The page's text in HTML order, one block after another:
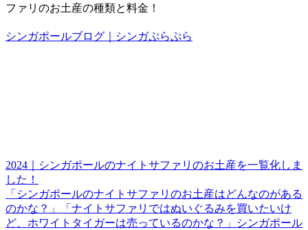
ファリのお土産の種類と料金！
シンガポールブログ｜シンガぷらぷら
2024｜シンガポールのナイトサファリのお土産を一覧化しま
した！
「シンガポールのナイトサファリのお土産はどんなのがある
のかな？」「ナイトサファリではぬいぐるみを買いたいけ
ど、ホワイトタイガーは売っているのかな？」シンガポール